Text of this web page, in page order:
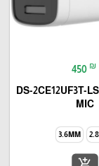
450 ₪
DS-2CE12UF3T-
MIC
3.6MM